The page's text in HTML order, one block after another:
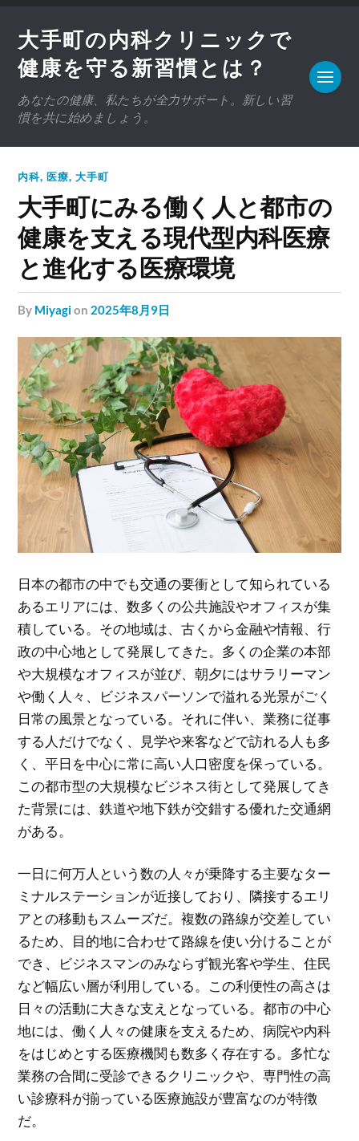
大手町の内科クリニックで
健康を守る新習慣とは？
あなたの健康、私たちが全力サポート。新しい習
慣を共に始めましょう。
内科, 医療,大手町
大手町にみる働く人と都市の
健康を支える現代型内科医療
と進化する医療環境
by Miyagion 2025年8月9日
日本の都市の中でも交通の要衝として知られている
あるエリアには、数多くの公共施設やオフィスが集
積している。 その地域は、古くから金融や情報、行
政の中心地として発展してきた。多くの企業の本部
や大規模なオフィスが並び、朝夕にはサラリーマン
や働く人々、ビジネスパーソンで溢れる光景がごく
日常の風景となっている。それに伴い、業務に従事
する人だけでなく、見学や来客などで訪れる人も多
く、平日を中心に常に高い人口密度を保っている。
この都市型の大規模なビジネス街として発展してき
た背景には、鉄道や地下鉄が交錯する優れた交通網
がある。
一日に何万人という数の人々が乗降する主要なター
ミナルステーションが近接しており、隣接するエリ
アとの移動もスムーズだ。複数の路線が交差してい
るため、目的地に合わせて路線を使い分けることが
でき、ビジネスマンのみならず観光客や学生、住民
など幅広い層が利用している。この利便性の高さは
日々の活動に大きな支えとなっている。都市の中心
地には、働く人々の健康を支えるため、病院や内科
をはじめとする医療機関も数多く存在する。多忙な
業務の合間に受診できるクリニックや、専門性の高
い診療科が揃っている医療施設が豊富なのが特徴
だ。